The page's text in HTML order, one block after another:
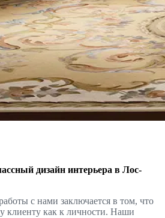
дизайн интерьера в Лос-
с нами заключается в том, что
клиенту как к личности. Наши